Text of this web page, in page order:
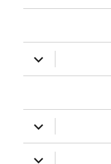
הצג
תפריט
הצג
תפריט
הצג